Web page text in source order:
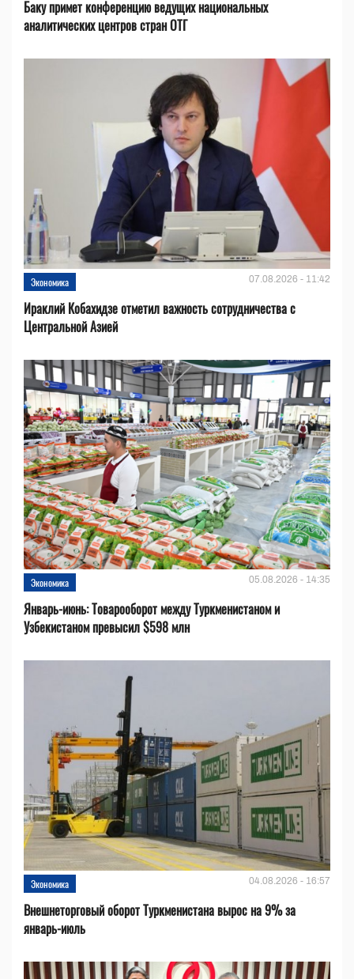
Баку примет конференцию ведущих национальных
аналитических центров стран ОТГ
Экономика 07.08.2026 - 11:42
Ираклий Кобахидзе отметил важность сотрудничества с
Центральной Азией
Экономика 05.08.2026 - 14:35
Январь-июнь: Товарооборот между Туркменистаном и
Узбекистаном превысил $598 млн
Экономика 04.08.2026 - 16:57
Внешнеторговый оборот Туркменистана вырос на 9% за
январь-июль